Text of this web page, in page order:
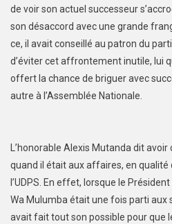
de voir son actuel successeur
son désaccord avec une grande
ce, il avait conseillé au patron du
d’éviter cet affrontement inutile, lui
offert la chance de briguer avec
autre à l’Assemblée Nationale.
L’honorable Alexis Mutanda dit
quand il était aux affaires, en qualité
l’UDPS. En effet, lorsque le
Wa Mulumba était une fois parti aux
avait fait tout son possible pour que